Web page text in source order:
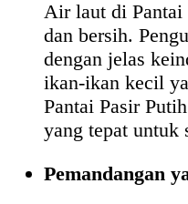
Air laut di Pantai
dan bersih.
dengan jelas
ikan-ikan kecil
Pantai Pasir
yang tepat untuk
Pemandangan